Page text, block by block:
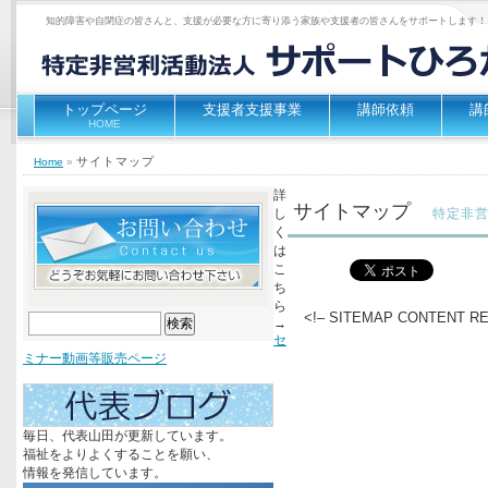
知的障害や自閉症の皆さんと、支援が必要な方に寄り添う家族や支援者の皆さんをサポートします！
トップページ
HOME
支援者支援事業 講師依頼 講
Home » サイトマップ
サイトマップ 特定非
<!– SITEMAP CONTENT
索:
詳
し
く
は
こ
ち
ら
→
セ
ミナー動画等販売ページ
毎日、代表山田が更新しています。
福祉をよりよくすることを願い、
情報を発信しています。